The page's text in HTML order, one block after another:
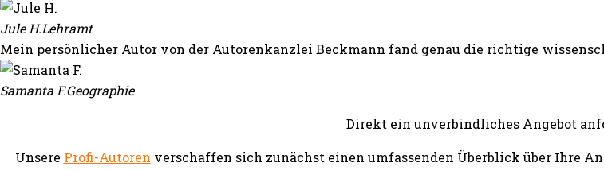
Jule H.Lehramt
Mein persönlicher Autor von der Autorenkanzlei Beckmann fand genau die richtige
Samanta F.Geographie
Direkt ein unverbindliches Angebot
Unsere Profi-Autoren verschaffen sich zunächst einen umfassenden Überblick über Ihre